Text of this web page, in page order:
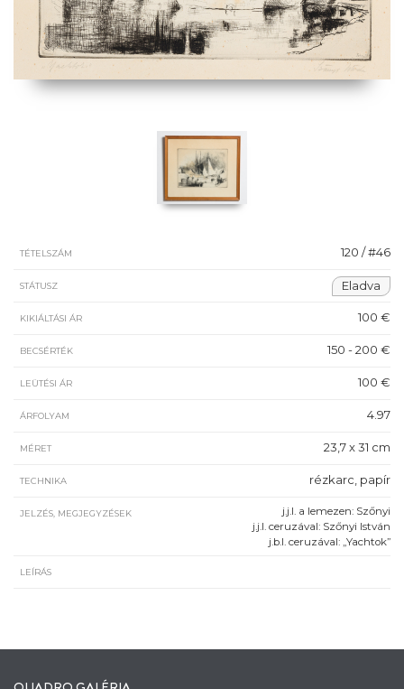
TÉTELSZÁM 120 / #46
STÁTUSZ Eladva
KIKIÁLTÁSI ÁR 100 €
BECSÉRTÉK 150 - 200 €
LEÜTÉSI ÁR 100 €
ÁRFOLYAM 4.97
MÉRET 23,7 x 31 cm
TECHNIKA rézkarc, papír
JELZÉS, MEGJEGYZÉSEK
j.j.l. a lemezen: Szőnyi
j.j.l. ceruzával: Szőnyi István
j.b.l. ceruzával: „Yachtok”
LEÍRÁS